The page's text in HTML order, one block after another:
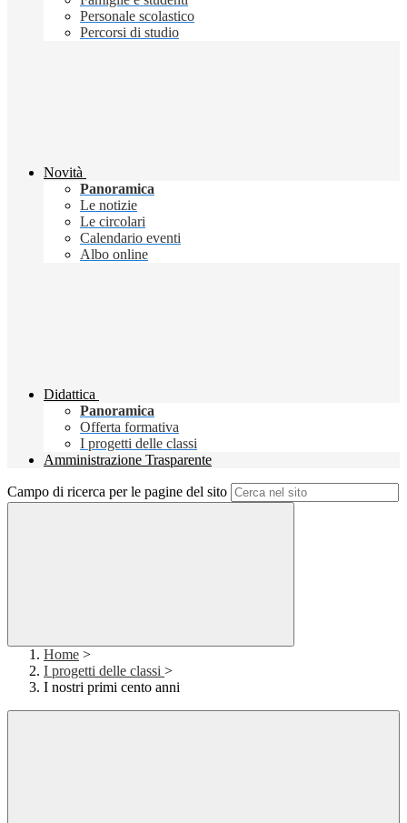
Personale scolastico
Percorsi di studio
Novità
Panoramica
Le notizie
Le circolari
Calendario eventi
Albo online
Didattica
Panoramica
Offerta formativa
I progetti delle classi
Amministrazione Trasparente
Campo di ricerca per le pagine del sito
Home >
I progetti delle classi >
I nostri primi cento anni